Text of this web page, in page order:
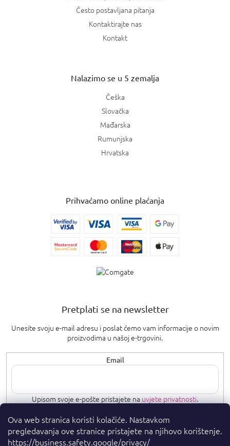
Ova web stranica koristi kolačiće. Nastavkom
pregledavanja ove stranice pristajete na njihovo korištenje.
https://business.safety.google/privacy/
Često postavljana pitanja
Kontaktirajte nas
Kontakt
Nalazimo se u 5 zemalja
Češka
Slovačka
Mađarska
Rumunjska
Hrvatska
Prihvaćamo online plaćanja
Pretplati se na newsletter
Unesite svoju e-mail adresu i poslat ćemo vam informacije o novim
proizvodima u našoj e-trgovini.
Email
Upisom svoje e-pošte pristajete nauvjete privatnosti.
PRETPLATI SE